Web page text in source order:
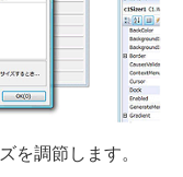
を調節します。